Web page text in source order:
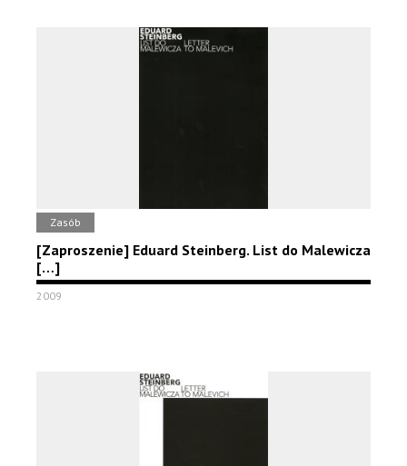
Zasób
[Zaproszenie] Eduard Steinberg. List do Malewicza
[…]
2009